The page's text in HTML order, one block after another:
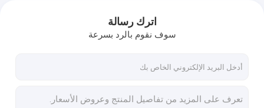
اترك رسالة
سوف نقوم بالرد بسرعة